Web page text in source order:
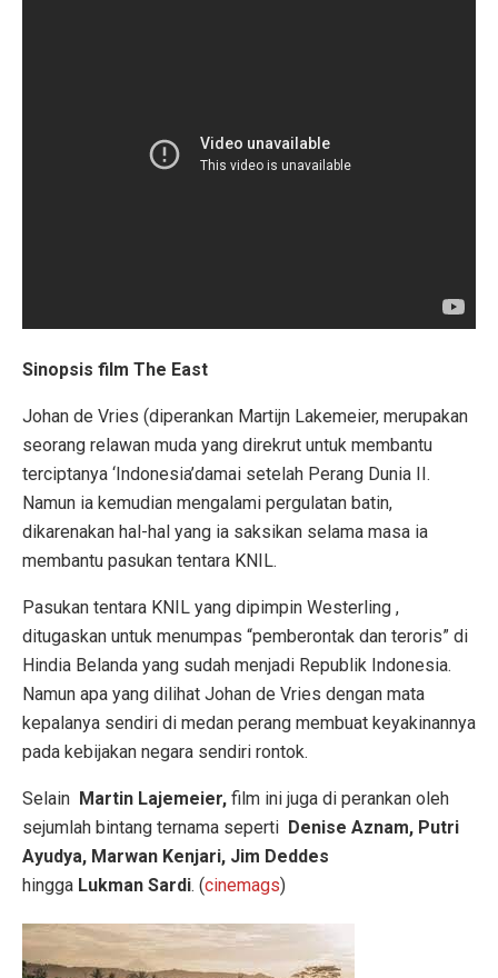
Sinopsis film The East
Johan de Vries (diperankan Martijn Lakemeier, merupakan
seorang relawan muda yang direkrut untuk membantu
terciptanya ‘Indonesia’damai setelah Perang Dunia II.
Namun ia kemudian mengalami pergulatan batin,
dikarenakan hal-hal yang ia saksikan selama masa ia
membantu pasukan tentara KNIL.
Pasukan tentara KNIL yang dipimpin Westerling ,
ditugaskan untuk menumpas “pemberontak dan teroris” di
Hindia Belanda yang sudah menjadi Republik Indonesia.
Namun apa yang dilihat Johan de Vries dengan mata
kepalanya sendiri di medan perang membuat keyakinannya
pada kebijakan negara sendiri rontok.
Selain Martin Lajemeier, film ini juga di perankan oleh
sejumlah bintang ternama seperti Denise Aznam, Putri
Ayudya, Marwan Kenjari, Jim Deddes
hingga Lukman Sardi. (cinemags)